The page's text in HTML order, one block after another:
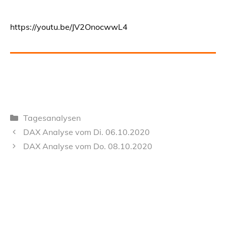
https://youtu.be/JV2OnocwwL4
Kategorien
Tagesanalysen
DAX Analyse vom Di. 06.10.2020
DAX Analyse vom Do. 08.10.2020